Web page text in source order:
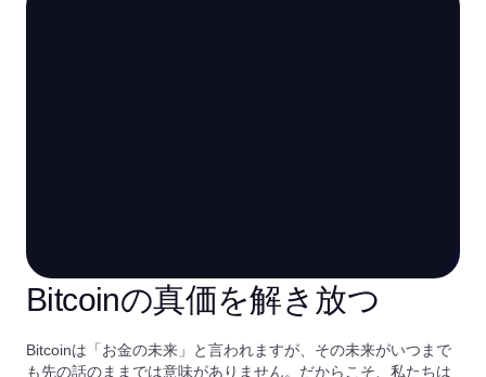
Bitcoinの真価を解き放つ
Bitcoinは「お金の未来」と言われますが、その未来がいつまで
も先の話のままでは意味がありません。だからこそ、私たちは